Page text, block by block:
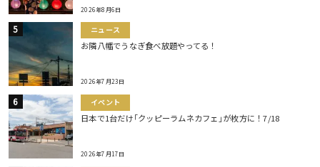
2026年8月6日
ニュース
お隣八幡でうなぎ食べ放題やってる！
2026年7月23日
イベント
日本で1台だけ｢クッピーラムネカフェ｣が枚方に！7/18
2026年7月17日